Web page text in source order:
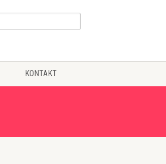
KONTAKT